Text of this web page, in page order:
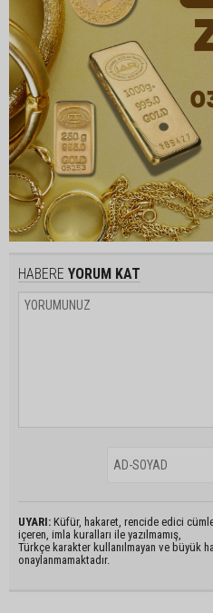
HABERE YORUM KAT
UYARI: Küfür, hakaret, rencide edici
içeren, imla kuralları ile yazılmamış,
Türkçe karakter kullanılmayan ve büyük
onaylanmamaktadır.